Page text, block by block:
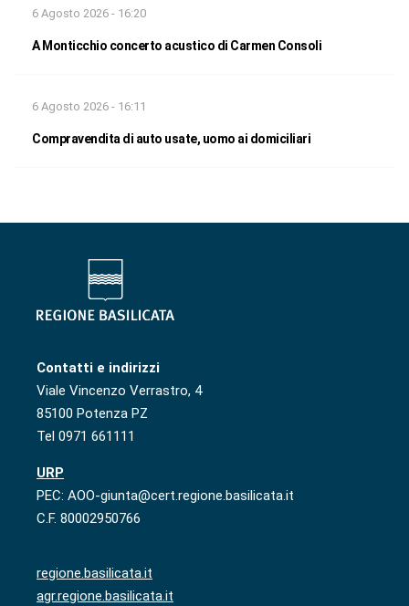
6 Agosto 2026 - 16:20
A Monticchio concerto acustico di Carmen Consoli
6 Agosto 2026 - 16:11
Compravendita di auto usate, uomo ai domiciliari
Contatti e indirizzi
Viale Vincenzo Verrastro, 4
85100 Potenza PZ
Tel 0971 661111
URP
PEC: AOO-giunta@cert.regione.basilicata.it
C.F. 80002950766
regione.basilicata.it
agr.regione.basilicata.it